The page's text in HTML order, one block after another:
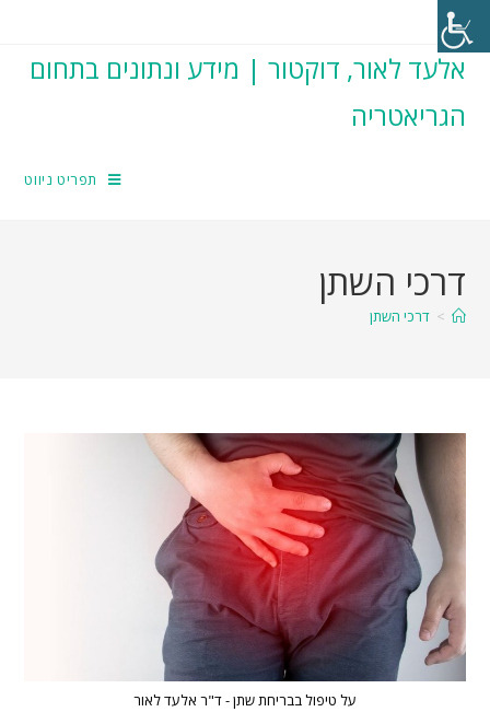
אלעד לאור, דוקטור | מידע ונתונים בתחום
הגריאטריה
תפריט ניווט
דרכי השתן
> דרכי השתן
על טיפול בבריחת שתן - ד"ר אלעד לאור